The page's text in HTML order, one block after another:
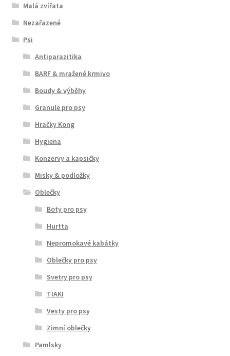
Malá zvířata
Nezařazené
Psi
Antiparazitika
BARF & mražené krmivo
Boudy & výběhy
Granule pro psy
Hračky Kong
Hygiena
Konzervy a kapsičky
Misky & podložky
Oblečky
Boty pro psy
Hurtta
Nepromokavé kabátky
Oblečky pro psy
Svetry pro psy
TIAKI
Vesty pro psy
Zimní oblečky
Pamlsky